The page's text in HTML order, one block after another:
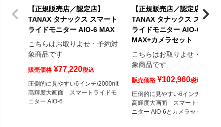
【正規販売店／認定店】
TANAX タナックス スマート
ライドモニター AIO-6 MAX
こちらはお取りよせ・予約対
象商品です
販売価格 ¥77,220税込
圧倒的に見やすい6インチ/2000nit
高輝度大画面 スマートライドモ
ニター AIO-6
【正規販売店／認定店】
TANAX タナックス スマート
ライドモニター AIO-6
MAX+カメラセット
こちらはお取りよせ・予約対
象商品です
販売価格 ¥102,960税込
圧倒的に見やすい6インチ/
高輝度大画面 スマートライドモ
ニター AIO-6とカメラセット